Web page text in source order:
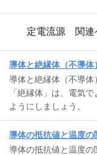
定電流源 関連
導体と絶縁体（不導体）
導体と絶縁体（不導体
「絶縁体」は、電気
ようにしましょう。
導体の抵抗値と温度の
導体の抵抗値と温度